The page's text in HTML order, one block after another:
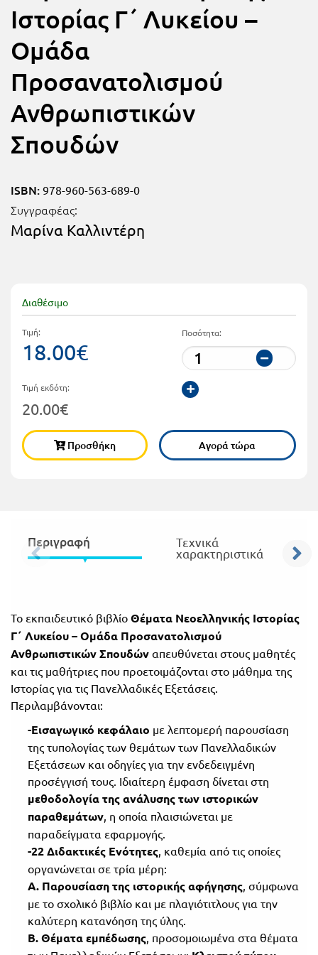
Θεματικά
Ημερολόγια
Βιβλία
Δραστηριοτήτων
Εκπαίδευση
Εκπαίδευση
ενηλίκων –
Διά Βίου
εκπαιδευτικού
Πανελλήνιοι
Μαθητικοί
Παζλ και
Παιχνίδια
Τάξη
Γ΄
Τάξη
Λύκειο
Τάξη
Β΄
Τάξη
Ε.ΠΑΛ.
όλο
λύκειο
Ιστορίας Γ΄ Λυκείου –
Ομάδα
Προσανατολισμού
Ανθρωπιστικών
Σπουδών
ISBN: 978-960-563-689-0
Συγγραφέας:
Μαρίνα Καλλιντέρη
Διαθέσιμο
Τιμή:
18.00€
Τιμή εκδότη:
20.00€
Ποσότητα:
Προσθήκη Αγορά τώρα
Περιγραφή Τεχνικά
χαρακτηριστικά
To εκπαιδευτικό βιβλίο Θέματα Νεοελληνικής Ιστορίας
Γ΄ Λυκείου – Ομάδα Προσανατολισμού
Ανθρωπιστικών Σπουδών απευθύνεται στους μαθητές
και τις μαθήτριες που προετοιμάζονται στο μάθημα της
Ιστορίας για τις Πανελλαδικές Εξετάσεις.
Περιλαμβάνονται:
-Εισαγωγικό κεφάλαιο με λεπτομερή παρουσίαση
της τυπολογίας των θεμάτων των Πανελλαδικών
Εξετάσεων και οδηγίες για την ενδεδειγμένη
προσέγγισή τους. Ιδιαίτερη έμφαση δίνεται στη
μεθοδολογία της ανάλυσης των ιστορικών
παραθεμάτων, η οποία πλαισιώνεται με
παραδείγματα εφαρμογής.
-22 Διδακτικές Ενότητες, καθεμία από τις οποίες
οργανώνεται σε τρία μέρη:
Α. Παρουσίαση της ιστορικής αφήγησης, σύμφωνα
με το σχολικό βιβλίο και με πλαγιότιτλους για την
καλύτερη κατανόηση της ύλης.
Β.Θέματα εμπέδωσης, προσομοιωμένα στα θέματα